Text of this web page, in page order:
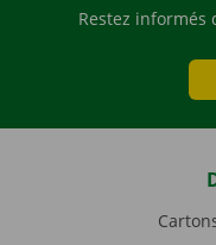
Restez informés